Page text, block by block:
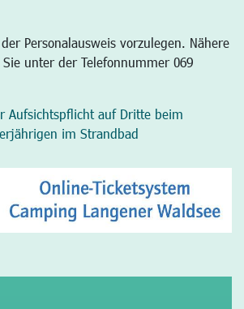
Personalausweis vorzulegen. Nähere
unter der Telefonnummer 069
Aufsichtspflicht auf Dritte beim
im Strandbad